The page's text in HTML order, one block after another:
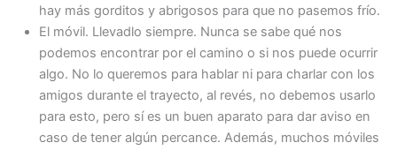
hay más gorditos y abrigosos para que no pasemos frío.
El móvil. Llevadlo siempre. Nunca se sabe qué nos
podemos encontrar por el camino o si nos puede ocurrir
algo. No lo queremos para hablar ni para charlar con los
amigos durante el trayecto, al revés, no debemos usarlo
para esto, pero sí es un buen aparato para dar aviso en
caso de tener algún percance. Además, muchos móviles